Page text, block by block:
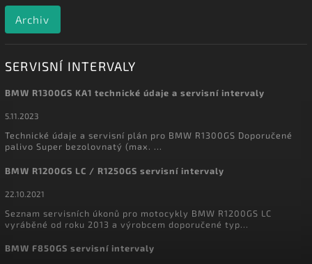
Archiv
SERVISNÍ INTERVALY
BMW R1300GS KA1 technické údaje a servisní intervaly
5.11.2023
Technické údaje a servisní plán pro BMW R1300GS Doporučené
palivo Super bezolovnatý (max. ...
BMW R1200GS LC / R1250GS servisní intervaly
22.10.2021
Seznam servisních úkonů pro motocykly BMW R1200GS LC
vyráběné od roku 2013 a výrobcem doporučené typ...
BMW F850GS servisní intervaly